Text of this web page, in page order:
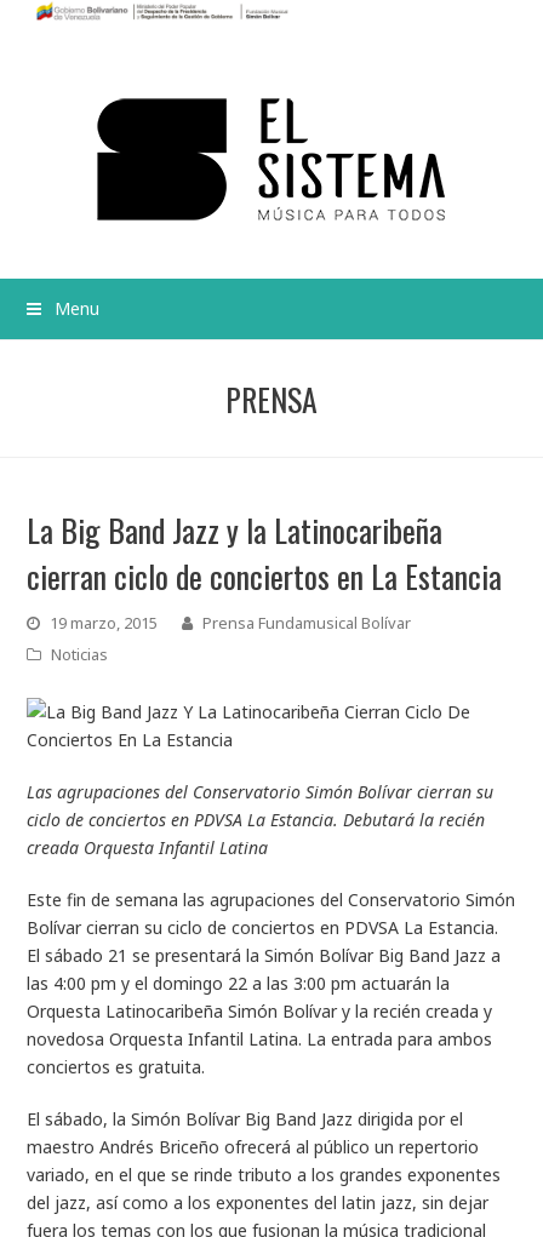
Menu
PRENSA
La Big Band Jazz y la Latinocaribeña
cierran ciclo de conciertos en La Estancia
19 marzo, 2015
Prensa Fundamusical Bolívar
Noticias
Las agrupaciones del Conservatorio Simón Bolívar cierran su
ciclo de conciertos en PDVSA La Estancia. Debutará la recién
creada Orquesta Infantil Latina
Este fin de semana las agrupaciones del Conservatorio Simón
Bolívar cierran su ciclo de conciertos en PDVSA La Estancia.
El sábado 21 se presentará la Simón Bolívar Big Band Jazz a
las 4:00 pm y el domingo 22 a las 3:00 pm actuarán la
Orquesta Latinocaribeña Simón Bolívar y la recién creada y
novedosa Orquesta Infantil Latina. La entrada para ambos
conciertos es gratuita.
El sábado, la Simón Bolívar Big Band Jazz dirigida por el
maestro Andrés Briceño ofrecerá al público un repertorio
variado, en el que se rinde tributo a los grandes exponentes
del jazz, así como a los exponentes del latin jazz, sin dejar
fuera los temas con los que fusionan la música tradicional